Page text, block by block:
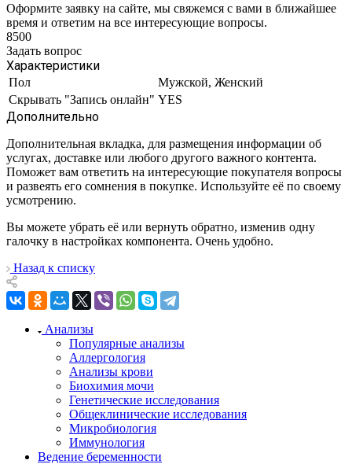
Оформите заявку на сайте, мы свяжемся с вами в ближайшее
время и ответим на все интересующие вопросы.
8500
Задать вопрос
Характеристики
Пол
Мужской, Женский
Скрывать "Запись онлайн" YES
Дополнительно
Дополнительная вкладка, для размещения информации об
услугах, доставке или любого другого важного контента.
Поможет вам ответить на интересующие покупателя вопросы
и развеять его сомнения в покупке. Используйте её по своему
усмотрению.
Вы можете убрать её или вернуть обратно, изменив одну
галочку в настройках компонента. Очень удобно.
Назад к списку
Анализы
Популярные анализы
Аллергология
Анализы крови
Биохимия мочи
Генетические исследования
Общеклинические исследования
Микробиология
Иммунология
Ведение беременности